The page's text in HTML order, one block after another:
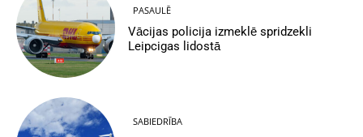
PASAULĒ
Vācijas policija izmeklē spridzekli
Leipcigas lidostā
SABIEDRĪBA